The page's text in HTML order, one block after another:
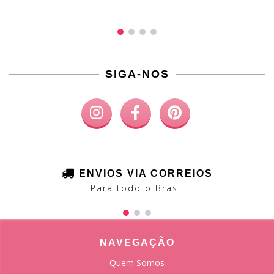
SIGA-NOS
ENVIOS VIA CORREIOS
Para todo o Brasil
NAVEGAÇÃO
Quem Somos